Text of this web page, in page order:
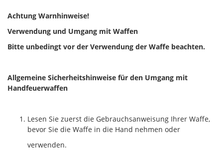
Achtung Warnhinweise!
Verwendung und Umgang mit Waffen
Bitte unbedingt vor der Verwendung der Waffe beachten.
Allgemeine Sicherheitshinweise für den Umgang mit
Handfeuerwaffen
Lesen Sie zuerst die Gebrauchsanweisung Ihrer Waffe,
bevor Sie die Waffe in die Hand nehmen oder
verwenden.